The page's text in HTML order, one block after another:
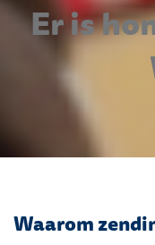
Er is
Waarom